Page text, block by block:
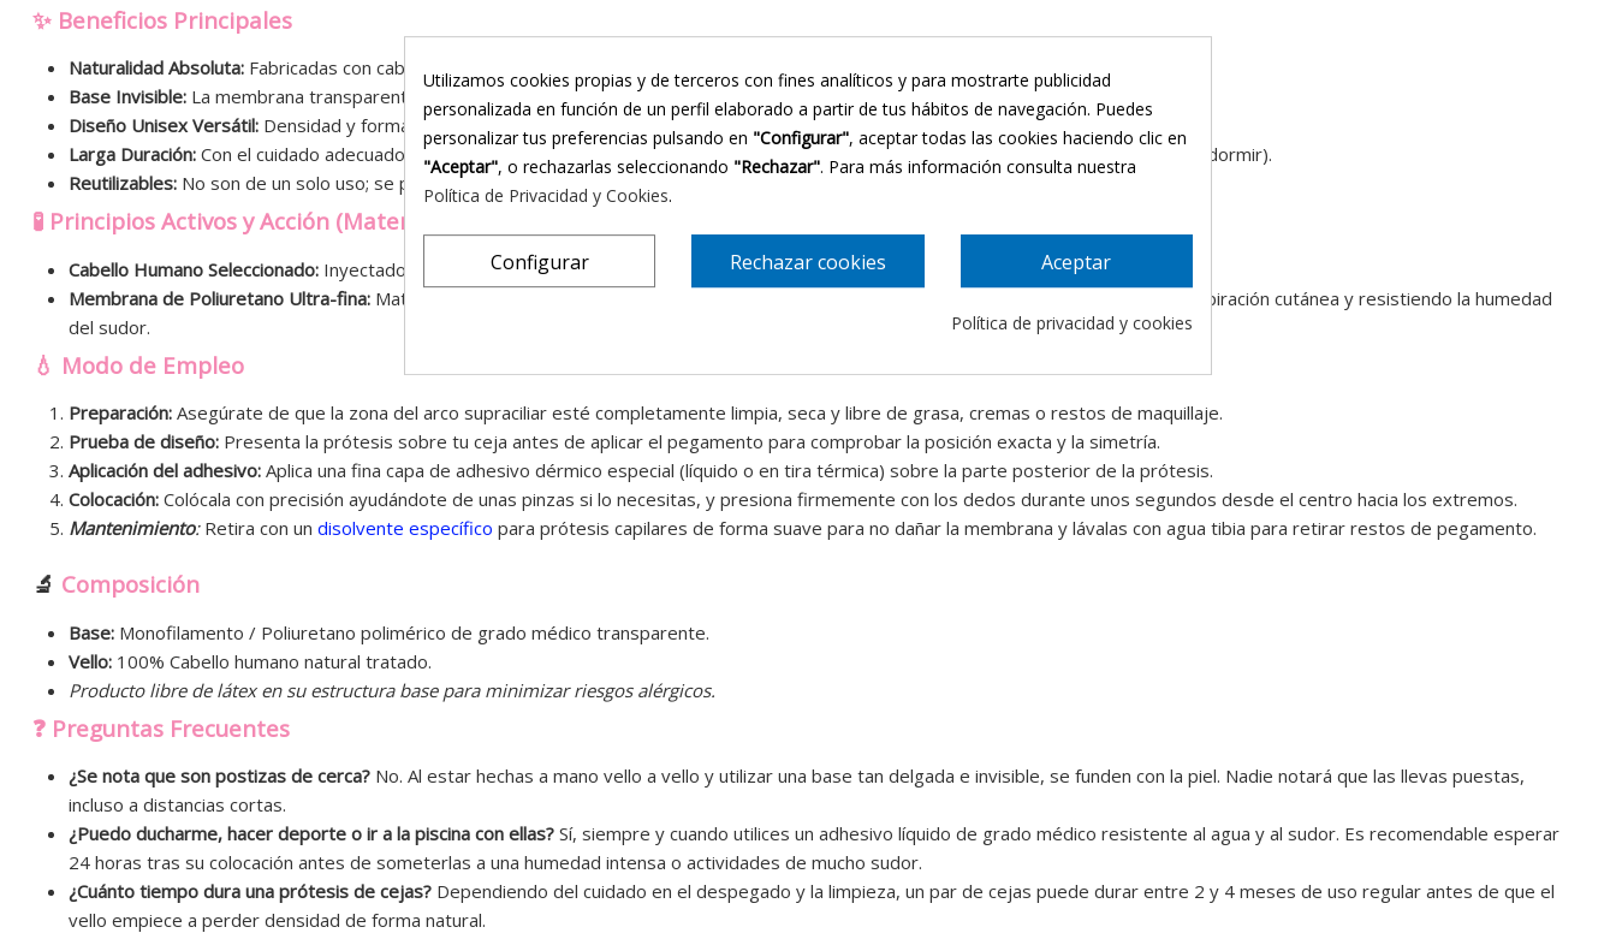
✨ Beneficios Principales
Naturalidad Absoluta: Fabricadas con cabello humano real, lo que permite un movimiento y reflejo de luz idéntico al vello natural.
Base Invisible: La membrana transparente se vuelve indetectable al contacto con la piel y el adhesivo.
Diseño Unisex Versátil: Densidad y forma equilibradas que enmarcan la mirada de manera natural tanto en hombres como en mujeres.
Larga Duración: Con el cuidado adecuado y los adhesivos específicos, pueden llevarse puestas durante varios días seguidos (incluso para dormir).
Reutilizables: No son de un solo uso; se pueden limpiar, cuidar y volver a aplicar consecutivamente durante meses.
🧪 Principios Activos y Acción (Materiales)
Cabello Humano Seleccionado: Inyectado vello a vello de forma manual sobre la base para imitar el patrón de crecimiento natural humano.
Membrana de Poliuretano Ultra-fina: Material hipoalergénico de grado médico que se adapta a los relieves de la piel, permitiendo la transpiración cutánea y resistiendo la humedad
del sudor.
💧 Modo de Empleo
Preparación: Asegúrate de que la zona del arco supraciliar esté completamente limpia, seca y libre de grasa, cremas o restos de maquillaje.
Prueba de diseño: Presenta la prótesis sobre tu ceja antes de aplicar el pegamento para comprobar la posición exacta y la simetría.
Aplicación del adhesivo: Aplica una fina capa de adhesivo dérmico especial (líquido o en tira térmica) sobre la parte posterior de la prótesis.
Colocación: Colócala con precisión ayudándote de unas pinzas si lo necesitas, y presiona firmemente con los dedos durante unos segundos desde el centro hacia los extremos.
Mantenimiento:Retira con un disolvente específico para prótesis capilares de forma suave para no dañar la membrana y lávalas con agua tibia para retirar restos de pegamento.
🔬 Composición
Base: Monofilamento / Poliuretano polimérico de grado médico transparente.
Vello: 100% Cabello humano natural tratado.
Producto libre de látex en su estructura base para minimizar riesgos alérgicos.
❓ Preguntas Frecuentes
¿Se nota que son postizas de cerca? No. Al estar hechas a mano vello a vello y utilizar una base tan delgada e invisible, se funden con la piel. Nadie notará que las llevas puestas,
incluso a distancias cortas.
¿Puedo ducharme, hacer deporte o ir a la piscina con ellas? Sí, siempre y cuando utilices un adhesivo líquido de grado médico resistente al agua y al sudor. Es recomendable esperar
24 horas tras su colocación antes de someterlas a una humedad intensa o actividades de mucho sudor.
¿Cuánto tiempo dura una prótesis de cejas? Dependiendo del cuidado en el despegado y la limpieza, un par de cejas puede durar entre 2 y 4 meses de uso regular antes de que el
vello empiece a perder densidad de forma natural.
Utilizamos cookies propias y de terceros con fines analíticos y para mostrarte publicidad
personalizada en función de un perfil elaborado a partir de tus hábitos de navegación. Puedes
personalizar tus preferencias pulsando en "Configurar", aceptar todas las cookies haciendo clic en
"Aceptar", o rechazarlas seleccionando "Rechazar". Para más información consulta nuestra
Política de Privacidad y Cookies.
Aceptar
Rechazar cookies
Configurar
Política de privacidad y cookies